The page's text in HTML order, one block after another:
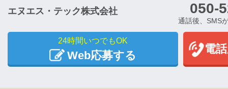
エヌエス・テック株式会社 050-
通話後、SMS
24時間いつでもOK
Web応募する
電